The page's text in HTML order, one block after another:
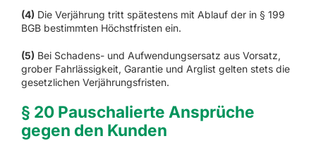
(4) Die Verjährung tritt spätestens mit Ablauf der in § 199
BGB bestimmten Höchstfristen ein.
(5) Bei Schadens- und Aufwendungsersatz aus Vorsatz,
grober Fahrlässigkeit, Garantie und Arglist gelten stets die
gesetzlichen Verjährungsfristen.
§ 20 Pauschalierte Ansprüche
gegen den Kunden